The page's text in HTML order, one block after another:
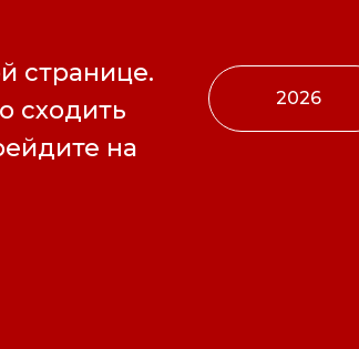
странице.
сходить
на
2026